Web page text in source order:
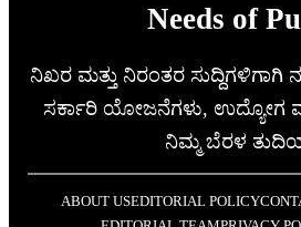
Needs of
ನಿಖರ ಮತ್ತು ನಿರಂತರ ಸುದ್ದಿಗಳಿಗಾಗಿ
ಸರ್ಕಾರಿ ಯೋಜನೆಗಳು, ಉದ್ಯೋಗ
ನಿಮ್ಮ ಬೆರಳ
ABOUT USEDITORIAL POLICY